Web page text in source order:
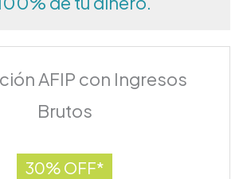
AFIP con Ingresos
Brutos
30% OFF*